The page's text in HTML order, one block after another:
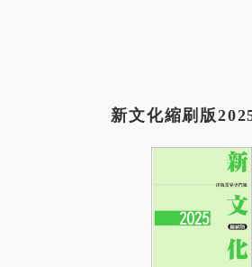
新文化縮刷版